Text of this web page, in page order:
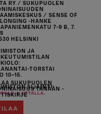
RY / SUKUPUOLEN
/ SENSE OF
-HANKE
7-9 B, 7.
HELSINKI
JA
TORSTAI
10–15.
SIJAINTI
KARTALLA
SUKUPUOLEN
TÄNÄÄN -